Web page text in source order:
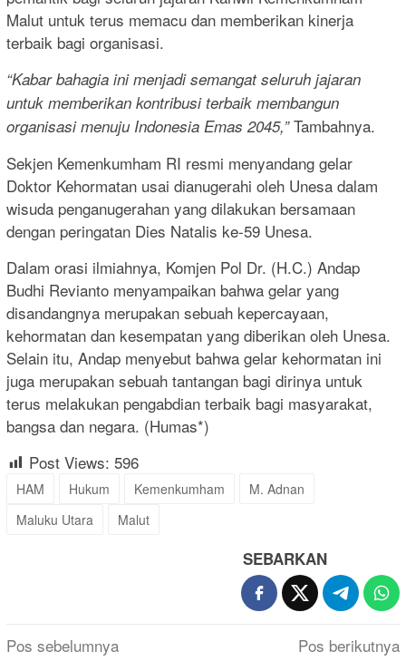
Malut untuk terus memacu dan memberikan kinerja
terbaik bagi organisasi.
“Kabar bahagia ini menjadi semangat seluruh jajaran
untuk memberikan kontribusi terbaik membangun
organisasi menuju Indonesia Emas 2045,”Tambahnya.
Sekjen Kemenkumham RI resmi menyandang gelar
Doktor Kehormatan usai dianugerahi oleh Unesa dalam
wisuda penganugerahan yang dilakukan bersamaan
dengan peringatan Dies Natalis ke-59 Unesa.
Dalam orasi ilmiahnya, Komjen Pol Dr. (H.C.) Andap
Budhi Revianto menyampaikan bahwa gelar yang
disandangnya merupakan sebuah kepercayaan,
kehormatan dan kesempatan yang diberikan oleh Unesa.
Selain itu, Andap menyebut bahwa gelar kehormatan ini
juga merupakan sebuah tantangan bagi dirinya untuk
terus melakukan pengabdian terbaik bagi masyarakat,
bangsa dan negara. (Humas*)
Post Views: 596
HAM Hukum Kemenkumham
M. Adnan
Maluku Utara
Malut
SEBARKAN
Navigasi
Pos sebelumnya
Pos berikutnya